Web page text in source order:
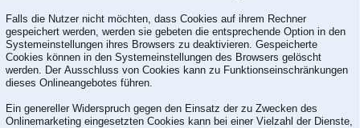
Falls die Nutzer nicht möchten, dass Cookies auf ihrem Rechner
gespeichert werden, werden sie gebeten die entsprechende Option in den
Systemeinstellungen ihres Browsers zu deaktivieren. Gespeicherte
Cookies können in den Systemeinstellungen des Browsers gelöscht
werden. Der Ausschluss von Cookies kann zu Funktionseinschränkungen
dieses Onlineangebotes führen.
Ein genereller Widerspruch gegen den Einsatz der zu Zwecken des
Onlinemarketing eingesetzten Cookies kann bei einer Vielzahl der Dienste,